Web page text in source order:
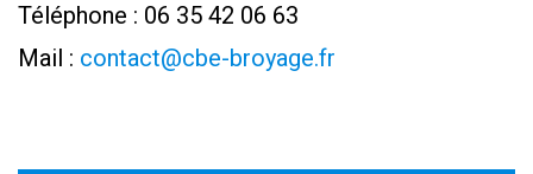
Téléphone : 06 35 42 06 63
Mail : contact@cbe-broyage.fr